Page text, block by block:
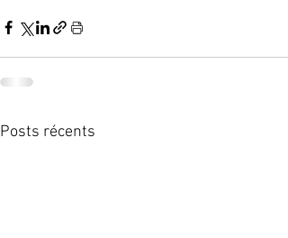
Posts récents